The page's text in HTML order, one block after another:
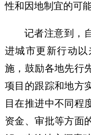
性和因地制宜的可能
记者注意到，
进城市更新行动
施，鼓励各地先行
项目的跟踪和地方
目在推进中不同程
资金、审批等方面